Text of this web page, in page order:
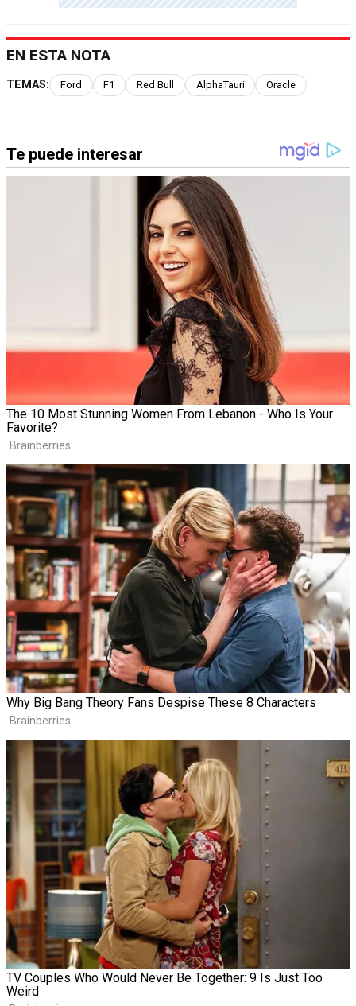
EN ESTA NOTA
TEMAS: Ford F1 Red Bull AlphaTauri Oracle